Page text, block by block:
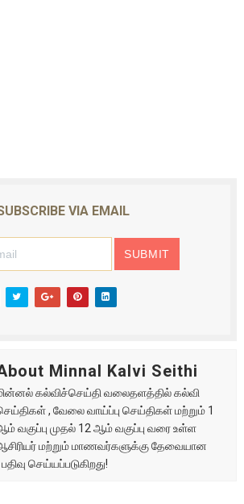
VIA EMAIL
Minnal Kalvi Seithi
கல்விச்செய்தி வலைதளத்தில் கல்வி
, வேலை வாய்ப்பு செய்திகள் மற்றும் 1
வகுப்பு முதல் 12 ஆம் வகுப்பு வரை உள்ள
மற்றும் மாணவர்களுக்கு தேவையான
செய்யப்படுகிறது!